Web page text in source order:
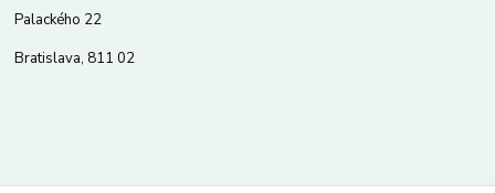
Palackého 22
Bratislava, 811 02